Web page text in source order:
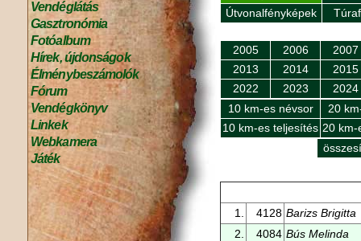
Vendéglátás
Gasztronómia
Fotóalbum
Hírek, újdonságok
Élménybeszámolók
Fórum
Vendégkönyv
Linkek
Webkamera
Játék
Útvonalfényképek
2005 2006
2007
2013
2014
2015
2022
2023
2024
10 km-es névsor
20
10 km-es teljesítés 20 km-
1. 4128 Barizs Brigitta
2.
4084 Bús Melinda